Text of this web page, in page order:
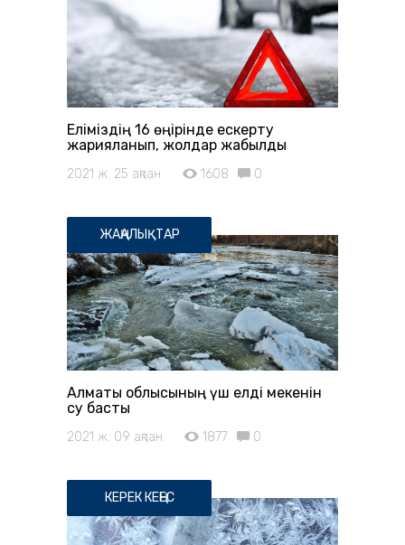
Еліміздің 16 өңірінде ескерту
жарияланып, жолдар жабылды
2021 ж. 25 ақпан 1608 0
ЖАҢАЛЫҚТАР
Алматы облысының үш елді мекенін
су басты
2021 ж. 09 ақпан 1877 0
КЕРЕК КЕҢЕС